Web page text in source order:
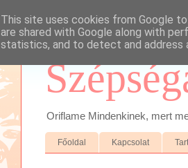
Oriflame Mindenkinek, mert
Főoldal Kapcsolat
This site uses cookies from Google
are shared with Google along with
statistics, and to detect and address